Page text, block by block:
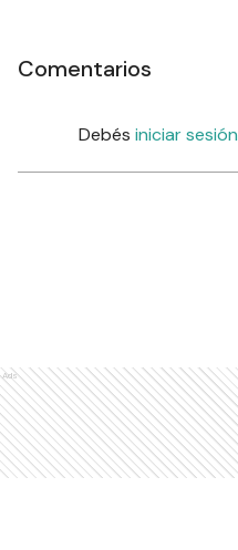
Comentarios
Debés iniciar sesión
Ads